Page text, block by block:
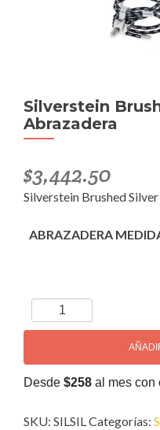
Silverstein
Abrazadera
$3,442.50
Silverstein Brushed
ABRAZADERA
Silverstein
Brushed
Abrazadera
cantidad
Desde $258 al mes con
SKU: SILSILCategorías: